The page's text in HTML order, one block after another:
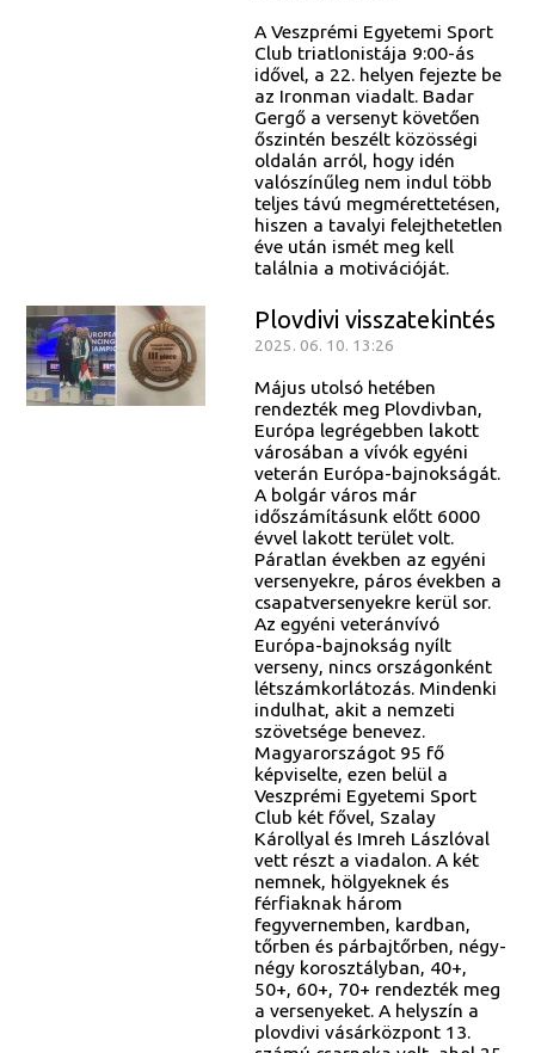
A Veszprémi Egyetemi Sport
Club triatlonistája 9:00-ás
idővel, a 22. helyen fejezte be
az Ironman viadalt. Badar
Gergő a versenyt követően
őszintén beszélt közösségi
oldalán arról, hogy idén
valószínűleg nem indul több
teljes távú megmérettetésen,
hiszen a tavalyi felejthetetlen
éve után ismét meg kell
találnia a motivációját.
Plovdivi visszatekintés
2025. 06. 10. 13:26
Május utolsó hetében
rendezték meg Plovdivban,
Európa legrégebben lakott
városában a vívók egyéni
veterán Európa-bajnokságát.
A bolgár város már
időszámításunk előtt 6000
évvel lakott terület volt.
Páratlan években az egyéni
versenyekre, páros években a
csapatversenyekre kerül sor.
Az egyéni veteránvívó
Európa-bajnokság nyílt
verseny, nincs országonként
létszámkorlátozás. Mindenki
indulhat, akit a nemzeti
szövetsége benevez.
Magyarországot 95 fő
képviselte, ezen belül a
Veszprémi Egyetemi Sport
Club két fővel, Szalay
Károllyal és Imreh Lászlóval
vett részt a viadalon. A két
nemnek, hölgyeknek és
férfiaknak három
fegyvernemben, kardban,
tőrben és párbajtőrben, négy-
négy korosztályban, 40+,
50+, 60+, 70+ rendezték meg
a versenyeket. A helyszín a
plovdivi vásárközpont 13.